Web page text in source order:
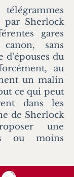
par Sherlock
gares
sans
du
au
un malin
ce qui peut
dans les
de Sherlock
une
ou moins